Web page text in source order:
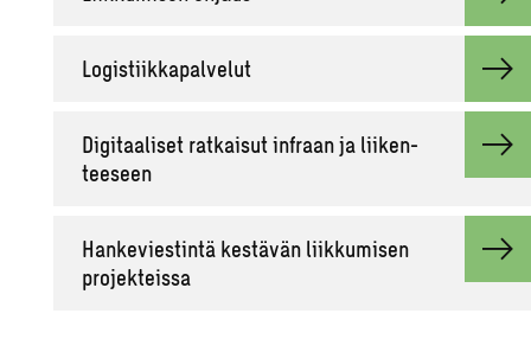
Lo­gis­tiik­ka­pal­ve­lut
Di­gi­taa­li­set rat­kai­sut in­fraan ja lii­ken­
tee­seen
Han­ke­vies­tin­tä kes­tä­vän liik­ku­mi­sen
pro­jek­teis­sa